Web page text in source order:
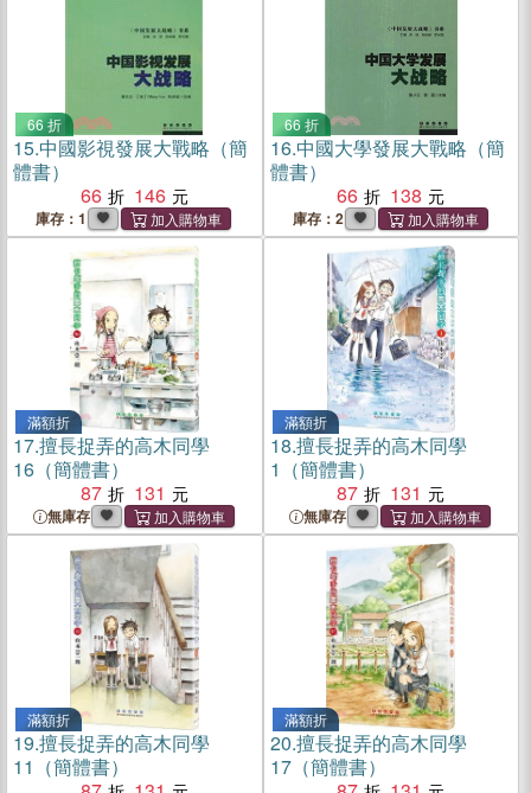
66 折
15.中國影視發展大戰略（簡
體書）
66
146
庫存：1
66 折
16.中國大學發展大戰略（簡
體書）
66
138
庫存：2
滿額折
17.擅長捉弄的高木同學
16（簡體書）
87
131
無庫存
滿額折
18.擅長捉弄的高木同學
1（簡體書）
87
131
無庫存
滿額折
19.擅長捉弄的高木同學
11（簡體書）
滿額折
20.擅長捉弄的高木同學
17（簡體書）